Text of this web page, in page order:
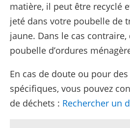
matière, il peut être recyclé
jeté dans votre poubelle de
jaune. Dans le cas
poubelle d’ordures
En cas de doute ou pour
spécifiques, vous pouvez
de déchets : Rechercher un